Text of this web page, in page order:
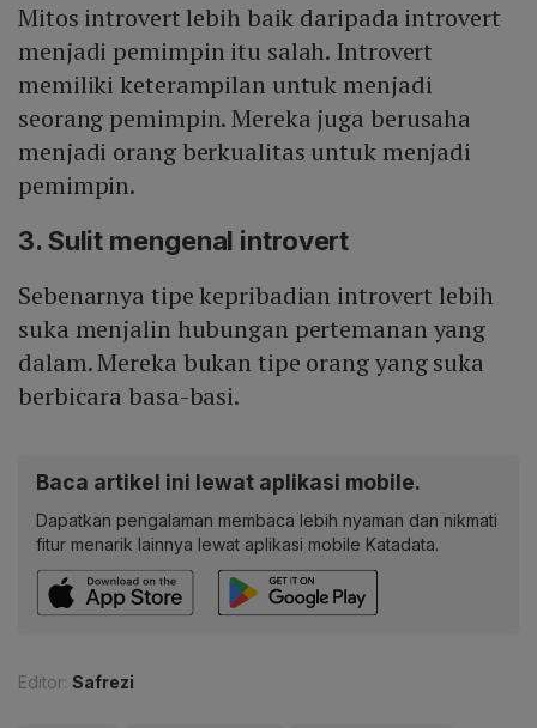
Mitos introvert lebih baik daripada introvert
menjadi pemimpin itu salah. Introvert
memiliki keterampilan untuk menjadi
seorang pemimpin. Mereka juga berusaha
menjadi orang berkualitas untuk menjadi
pemimpin.
3. Sulit mengenal introvert
Sebenarnya tipe kepribadian introvert lebih
suka menjalin hubungan pertemanan yang
dalam. Mereka bukan tipe orang yang suka
berbicara basa-basi.
Baca artikel ini lewat aplikasi mobile.
Dapatkan pengalaman membaca lebih nyaman dan nikmati
fitur menarik lainnya lewat aplikasi mobile Katadata.
Editor: Safrezi